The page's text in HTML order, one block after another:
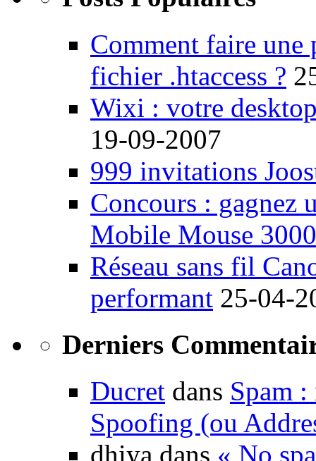
Comment faire une
fichier .htaccess ?
Wixi : votre
19-09-2007
999 invitations
Concours : gagnez
Mobile Mouse 3000
Réseau sans fil
performant 25-04-
Derniers
Ducret dans Spam :
Spoofing (ou
dhiya dans « No